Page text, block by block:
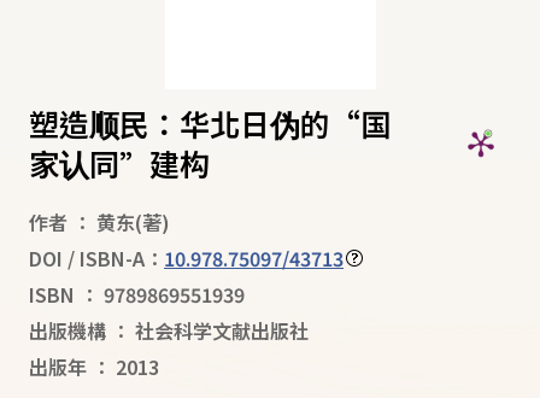
塑造顺民：华北日伪的“国
家认同”建构
作者 ： 黄东(著)
DOI / ISBN-A： 10.978.75097/43713
ISBN ： 9789869551939
出版機構 ： 社会科学文献出版社
出版年 ： 2013